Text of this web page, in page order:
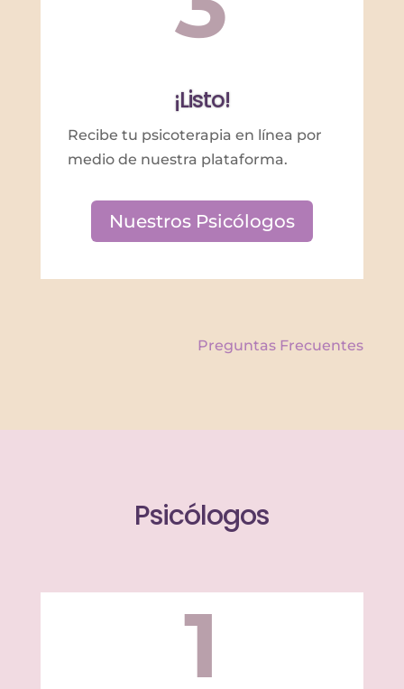
¡Listo!
Recibe tu psicoterapia en línea por
medio de nuestra plataforma.
Nuestros Psicólogos
Preguntas Frecuentes
Psicólogos
1